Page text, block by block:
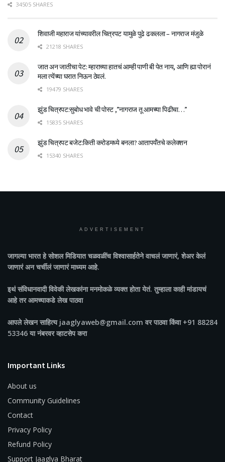
34505 SHARES
शिवाजी महाराज यांच्यावरील चित्रपट यामुळे पुढे ढकलला – नागराज मंजुळे
21218 SHARES
जात अन जातीचा पेट: म्हाराच्या हातचं आम्ही पाणी बी पेत नाय, आणि ह्या पोरानं
मला त्येंच्या घरात निऊन ठेवलं.
19479 SHARES
झुंड चित्रपट:सुबोध भावे ची पोस्ट ,”नागराज तू आमच्या पिढीचा…”
15835 SHARES
झुंड चित्रपट बजेट:किती करोडमध्ये बनला? आतापर्यँतचे कलेक्शन
15340 SHARES
ADVERTISEMENT
जागल्या भारतहे सोशल मिडियात चळवळींच विश्वासार्हतेने वाचलं जाणारं, शेअर केलं
जाणारं अन चर्चीलं जाणारं माध्यम आहे.
इथं संविधानवादी विवेकी लेखकांना मनमोकळे व्यक्त होता येतं. तुम्हाला काही मांडायचं
आहे तर आमच्याकडे लेख पाठवा
आपले लेखन साहित्य jaaglyaweb@gmail.com वर पाठवा किंवा +91 88284
53346 या नंबरवर व्हाटसेप करा
Important Links
About us
Community Guidelines
Contact
Privacy Policy
Refund Policy
Support Jaaglya Bharat